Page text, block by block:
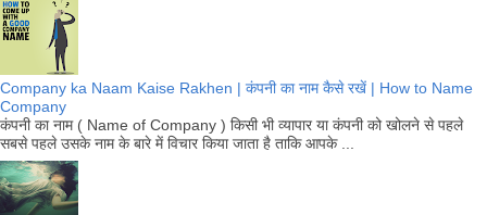
Company ka Naam Kaise Rakhen | कंपनी का नाम कैसे रखें | How to Name
Company
कंपनी का नाम ( Name of Company ) किसी भी व्यापार या कंपनी को खोलने से पहले
सबसे पहले उसके नाम के बारे में विचार किया जाता है ताकि आपके ...